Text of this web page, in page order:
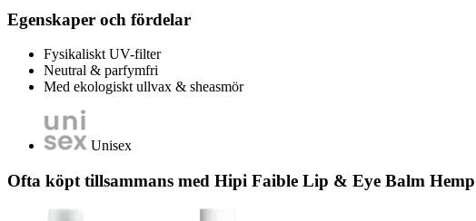
Egenskaper och fördelar
Fysikaliskt UV-filter
Neutral & parfymfri
Med ekologiskt ullvax & sheasmör
Unisex
Ofta köpt tillsammans med Hipi Faible Lip & Eye Balm